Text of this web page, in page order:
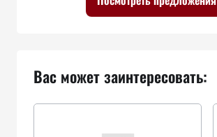
Вас может заинтересовать: